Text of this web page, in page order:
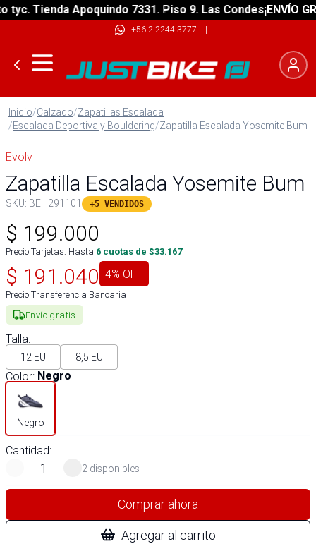
Tienda Apoquindo 7331. Piso 9. Las Condes¡ENVÍO
+56 2 2244 3777 |
Inicio/Calzado/Zapatillas Escalada
/Escalada Deportiva y Bouldering/Zapatilla Escalada Yosemite Bum
Evolv
Zapatilla Escalada Yosemite Bum
SKU: BEH291101 +5 VENDIDOS
$ 199.000
Precio Tarjetas: Hasta 6 cuotas de $33.167
$ 191.040 4% OFF
Precio Transferencia Bancaria
Envío gratis
Talla:
12 EU 8,5 EU
Color: Negro
Negro
Cantidad:
-
+ 2 disponibles
Comprar ahora
Agregar al carrito